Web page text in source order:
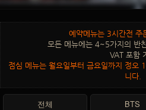
예약메뉴는 3시간전 주
모든 메뉴에는 4~5가지의 반
VAT 포함
점심 메뉴는 월요일부터 금요일까지 정오
니다.
전체 BTS